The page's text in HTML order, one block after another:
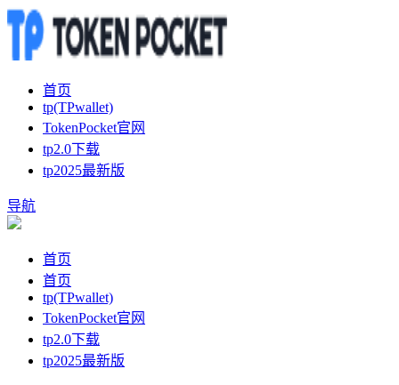
首页
tp(TPwallet)
TokenPocket官网
tp2.0下载
tp2025最新版
导航
首页
首页
tp(TPwallet)
TokenPocket官网
tp2.0下载
tp2025最新版